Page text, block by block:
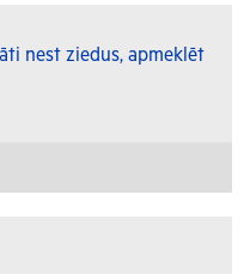
nest ziedus, apmeklēt